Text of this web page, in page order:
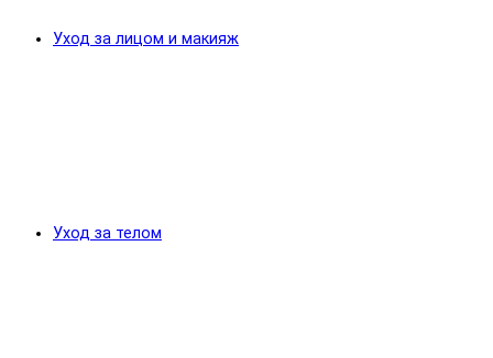
Уход за лицом и макияж
Уход за телом